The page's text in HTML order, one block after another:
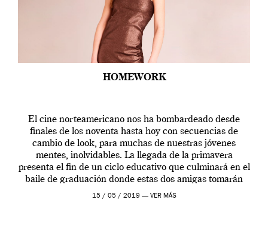
HOMEWORK
El cine norteamericano nos ha bombardeado desde
finales de los noventa hasta hoy con secuencias de
cambio de look, para muchas de nuestras jóvenes
mentes, inolvidables. La llegada de la primavera
presenta el fin de un ciclo educativo que culminará en el
baile de graduación donde estas dos amigas tomarán
caminos separados.¿Soñaste con hacerte unas […]
15 / 05 / 2019 — VER MÁS